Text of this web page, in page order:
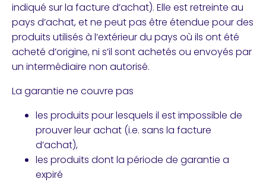
indiqué sur la facture d’achat). Elle est retreinte au
pays d’achat, et ne peut pas être étendue pour des
produits utilisés à l’extérieur du pays où ils ont été
acheté d’origine, ni s’il sont achetés ou envoyés par
un intermédiaire non autorisé.
La garantie ne couvre pas
les produits pour lesquels il est impossible de
prouver leur achat (i.e. sans la facture
d’achat),
les produits dont la période de garantie a
expiré